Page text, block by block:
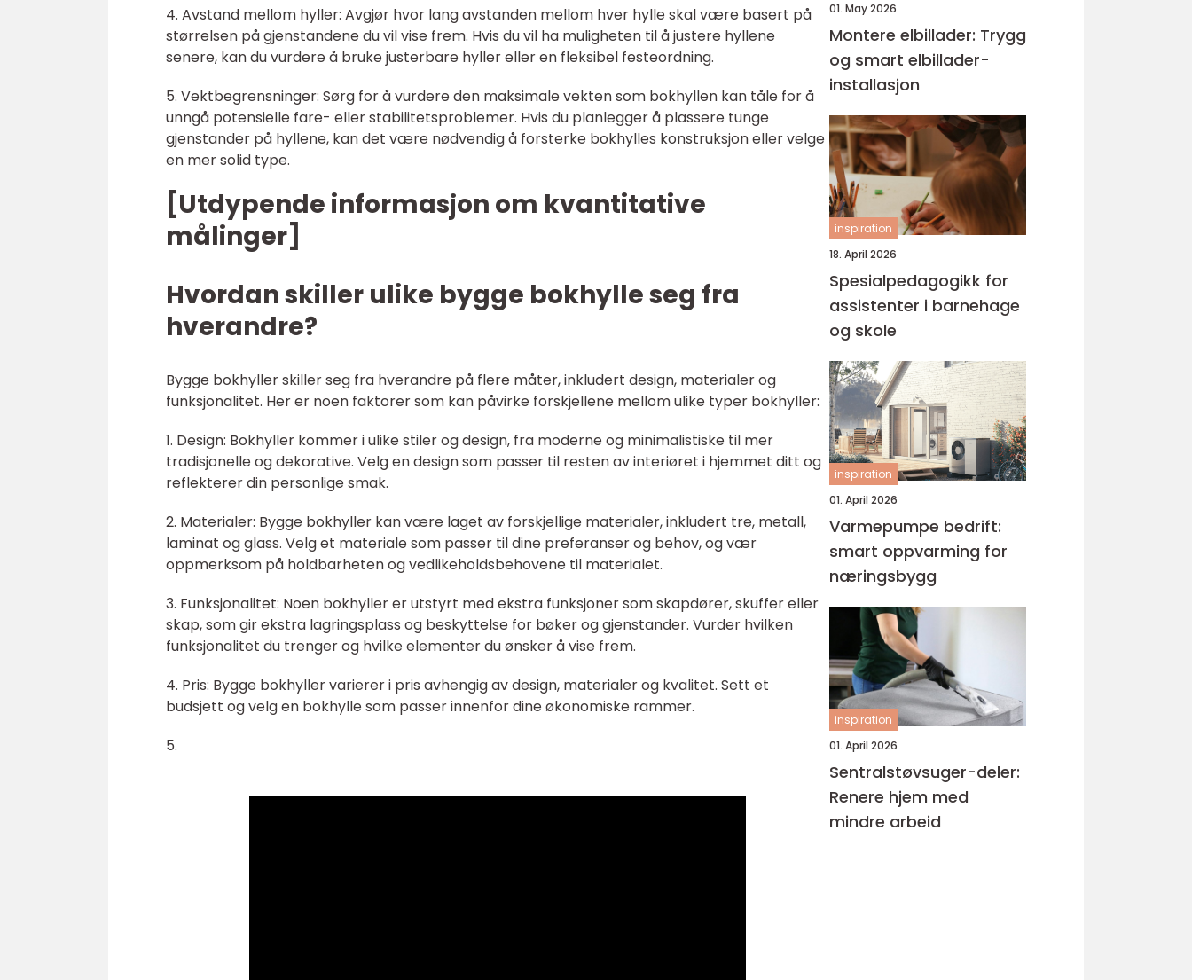
4. Avstand mellom hyller: Avgjør hvor lang avstanden mellom hver hylle skal være basert på
størrelsen på gjenstandene du vil vise frem. Hvis du vil ha muligheten til å justere hyllene
senere, kan du vurdere å bruke justerbare hyller eller en fleksibel festeordning.
5. Vektbegrensninger: Sørg for å vurdere den maksimale vekten som bokhyllen kan tåle for å
unngå potensielle fare- eller stabilitetsproblemer. Hvis du planlegger å plassere tunge
gjenstander på hyllene, kan det være nødvendig å forsterke bokhylles konstruksjon eller velge
en mer solid type.
[Utdypende informasjon om kvantitative
målinger]
Hvordan skiller ulike bygge bokhylle seg fra
hverandre?
Bygge bokhyller skiller seg fra hverandre på flere måter, inkludert design, materialer og
funksjonalitet. Her er noen faktorer som kan påvirke forskjellene mellom ulike typer bokhyller:
1. Design: Bokhyller kommer i ulike stiler og design, fra moderne og minimalistiske til mer
tradisjonelle og dekorative. Velg en design som passer til resten av interiøret i hjemmet ditt og
reflekterer din personlige smak.
2. Materialer: Bygge bokhyller kan være laget av forskjellige materialer, inkludert tre, metall,
laminat og glass. Velg et materiale som passer til dine preferanser og behov, og vær
oppmerksom på holdbarheten og vedlikeholdsbehovene til materialet.
3. Funksjonalitet: Noen bokhyller er utstyrt med ekstra funksjoner som skapdører, skuffer eller
skap, som gir ekstra lagringsplass og beskyttelse for bøker og gjenstander. Vurder hvilken
funksjonalitet du trenger og hvilke elementer du ønsker å vise frem.
4. Pris: Bygge bokhyller varierer i pris avhengig av design, materialer og kvalitet. Sett et
budsjett og velg en bokhylle som passer innenfor dine økonomiske rammer.
5.
01. May 2026
Montere elbillader: Trygg
og smart elbillader-
installasjon
inspiration
18. April 2026
Spesialpedagogikk for
assistenter i barnehage
og skole
inspiration
01. April 2026
Varmepumpe bedrift:
smart oppvarming for
næringsbygg
inspiration
01. April 2026
Sentralstøvsuger-deler:
Renere hjem med
mindre arbeid